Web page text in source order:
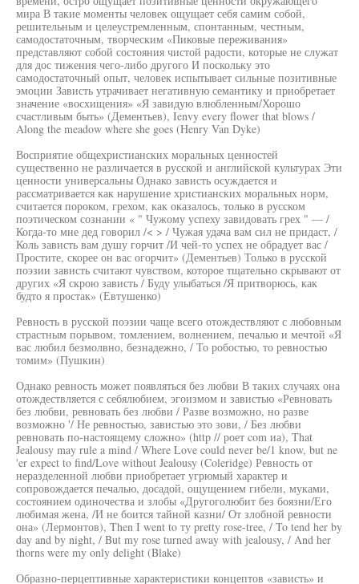
мира В такие моменты человек ощущает себя самим собой,
решительным и целеустремленным, спонтанным, честным,
самодостаточным, творческим «Пиковые переживания»
представляют собой состояния чистой радости, которые не служат
для дос тижения чего-либо другого И поскольку это
самодостаточный опыт, человек испытывает сильные позитивные
эмоции Зависть утрачивает негативную семантику и приобретает
значение «восхищения» «Я завидую влюбленным/Хорошо
счастливым быть» (Дементьев), Ienvy every flower that blows /
Along the meadow where she goes (Henry Van Dyke)
Восприятие общехристианских моральных ценностей
существенно не различается в русской и английской культурах Эти
ценности универсальны Однако зависть осуждается и
рассматривается как нарушение христианских моральных норм,
считается пороком, грехом, как оказалось, только в русском
поэтическом сознании « " Чужому успеху завидовать грех " — /
Когда-то мне дед говорил /< > / Чужая удача вам сил не придаст, /
Коль зависть вам душу горчит /И чей-то успех не обрадует вас /
Простите, скорее он вас огорчит» (Дементьев) Только в русской
поэзии зависть считают чувством, которое тщательно скрывают от
других «Я скрою зависть / Буду улыбаться /Я притворюсь, как
будто я простак» (Евтушенко)
Ревность в русской поэзии чаще всего отождествляют с любовным
страстным порывом, томлением, волнением, печалью и мечтой «Я
вас любил безмолвно, безнадежно, / То робостью, то ревностью
томим» (Пушкин)
Однако ревность может появляться без любви В таких случаях она
отождествляется с себялюбием, эгоизмом и завистью «Ревновать
без любви, ревновать без любви / Разве возможно, но разве
возможно '/ Не ревностью, завистью это зови, / Без любви
ревновать по-настоящему сложно» (http // роет com иа), That
Jealousy may rule a mind / Where Love could never be/1 know, but ne
'er expect to find/Love without Jealousy (Coleridge) Ревность от
неразделенной любви приобретает угрюмый характер и
сопровождается печалью, досадой, ощущением гибели, муками,
состоянием одиночества и злобы «Другоголюбит без боязни/Его
любимая жена, /И не боится тайной казни/ От злобной ревности
она» (Лермонтов), Then I went to ту pretty rose-tree, / To tend her by
day and by night, / But my rose turned away with jealousy, / And her
thorns were my only delight (Blake)
Образно-перцептивные характеристики концептов «зависть» и